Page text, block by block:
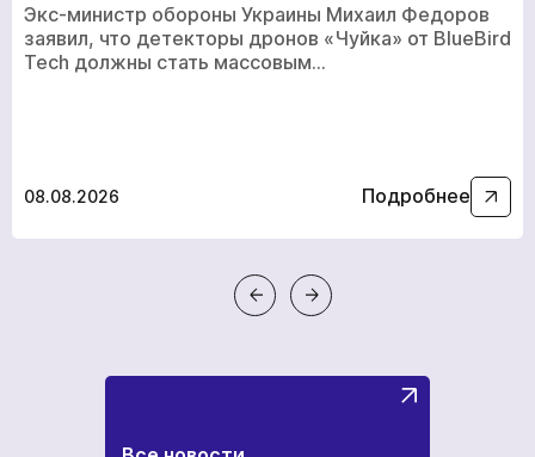
Экс-министр обороны Украины Михаил Федоров
заявил, что детекторы дронов «Чуйка» от BlueBird
Tech должны стать массовым…
08.08.2026 Подробнее
кількох
на кнопку телефона.